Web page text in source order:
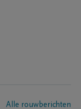
Alle rouwberichten